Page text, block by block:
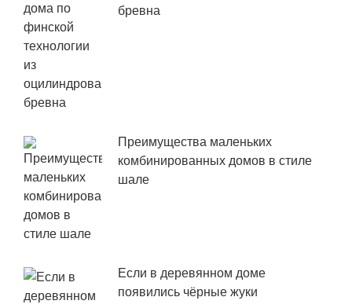
бревна
Преимущества маленьких
комбинированных домов в стиле
шале
Если в деревянном доме
появились чёрные жуки